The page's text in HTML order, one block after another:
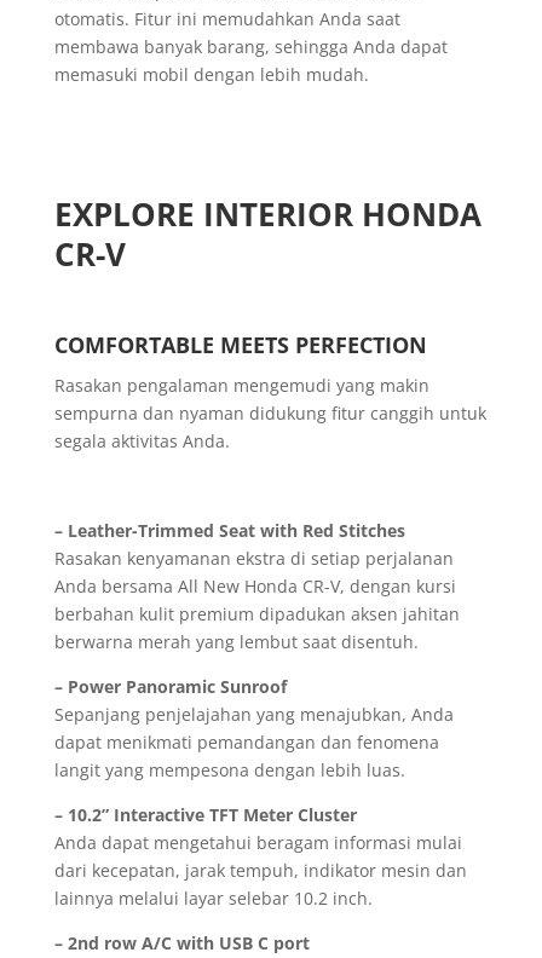
otomatis. Fitur ini memudahkan Anda saat
membawa banyak barang, sehingga Anda dapat
memasuki mobil dengan lebih mudah.
EXPLORE INTERIOR HONDA
CR-V
COMFORTABLE MEETS PERFECTION
Rasakan pengalaman mengemudi yang makin
sempurna dan nyaman didukung fitur canggih untuk
segala aktivitas Anda.
– Leather-Trimmed Seat with Red Stitches
Rasakan kenyamanan ekstra di setiap perjalanan
Anda bersama All New Honda CR-V, dengan kursi
berbahan kulit premium dipadukan aksen jahitan
berwarna merah yang lembut saat disentuh.
– Power Panoramic Sunroof
Sepanjang penjelajahan yang menajubkan, Anda
dapat menikmati pemandangan dan fenomena
langit yang mempesona dengan lebih luas.
– 10.2” Interactive TFT Meter Cluster
Anda dapat mengetahui beragam informasi mulai
dari kecepatan, jarak tempuh, indikator mesin dan
lainnya melalui layar selebar 10.2 inch.
– 2nd row A/C with USB C port